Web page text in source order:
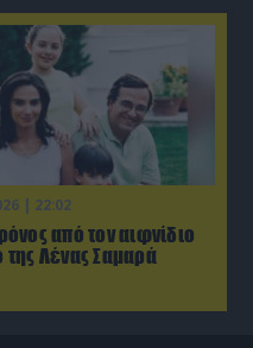
| 22:02
από τον αιφνίδιο
της Λένας Σαμαρά